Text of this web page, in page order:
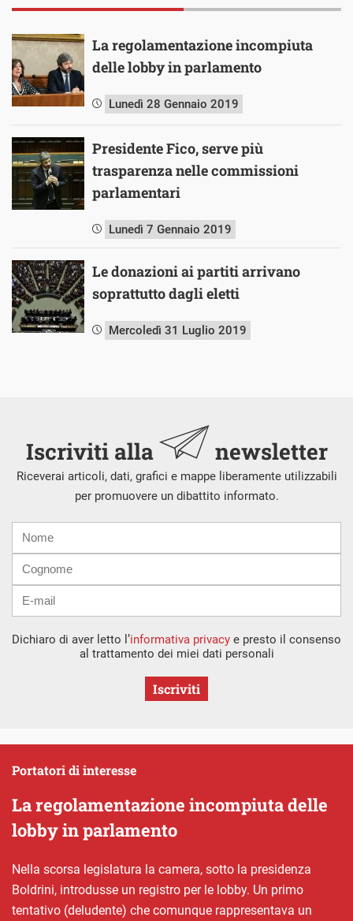
La regolamentazione incompiuta
delle lobby in parlamento
Lunedì 28 Gennaio 2019
Presidente Fico, serve più
trasparenza nelle commissioni
parlamentari
Lunedì 7 Gennaio 2019
Le donazioni ai partiti arrivano
soprattutto dagli eletti
Mercoledì 31 Luglio 2019
Iscriviti alla newsletter
Riceverai articoli, dati, grafici e mappe liberamente utilizzabili
per promuovere un dibattito informato.
mail
Dichiaro di aver letto l’informativa privacy e presto il consenso
al trattamento dei miei dati personali
Iscriviti
La regolamentazione incompiuta delle
lobby in parlamento
Portatori di interesse
Nella scorsa legislatura la camera, sotto la presidenza
Boldrini, introdusse un registro per le lobby. Un primo
tentativo (deludente) che comunque rappresentava un